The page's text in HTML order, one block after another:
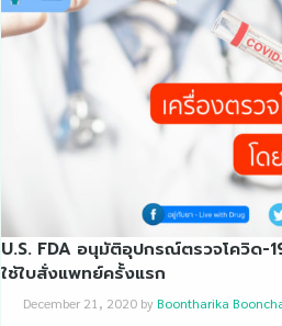
U.S. FDA อนุมัติอุปกรณ์ตรวจโควิด-
ใช้ใบสั่งแพทย์ครั้งแรก
December 21, 2020 by Boontharika